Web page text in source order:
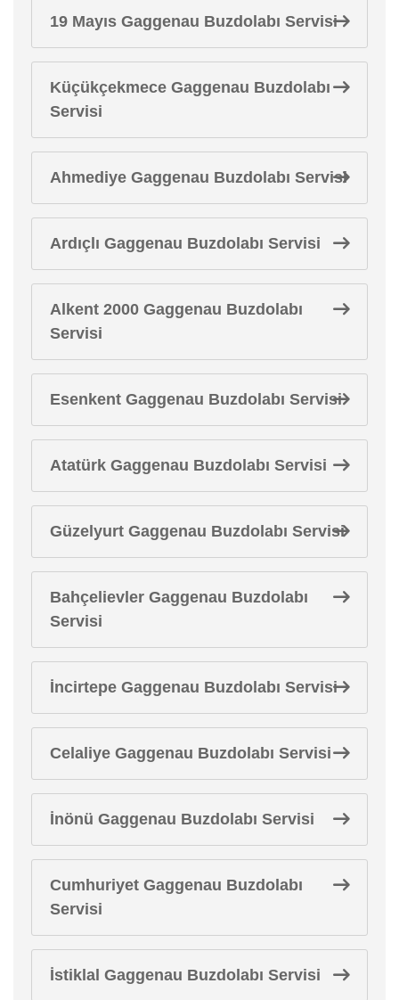
19 Mayıs Gaggenau Buzdolabı Servisi
Küçükçekmece Gaggenau Buzdolabı
Servisi
Ahmediye Gaggenau Buzdolabı Servisi
Ardıçlı Gaggenau Buzdolabı Servisi
Alkent 2000 Gaggenau Buzdolabı
Servisi
Esenkent Gaggenau Buzdolabı Servisi
Atatürk Gaggenau Buzdolabı Servisi
Güzelyurt Gaggenau Buzdolabı Servisi
Bahçelievler Gaggenau Buzdolabı
Servisi
İncirtepe Gaggenau Buzdolabı Servisi
Celaliye Gaggenau Buzdolabı Servisi
İnönü Gaggenau Buzdolabı Servisi
Cumhuriyet Gaggenau Buzdolabı
Servisi
İstiklal Gaggenau Buzdolabı Servisi